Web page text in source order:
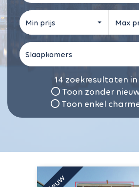
Min prijs Max
Slaapkamers
14 zoekresultaten in
Toon zonder
Toon enkel